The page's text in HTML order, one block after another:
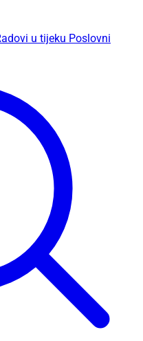
u tijeku Poslovni